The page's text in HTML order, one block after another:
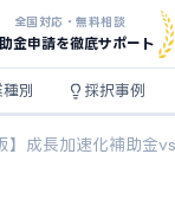
全国対応・無料相談
金申請を徹底サポート
種別 採択事例
】成長加速化補助金